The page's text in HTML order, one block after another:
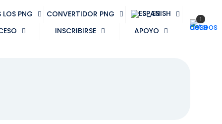
LOS PNG CONVERTIDOR PNG
SPANISH
INSCRIBIRSE APOYO
1